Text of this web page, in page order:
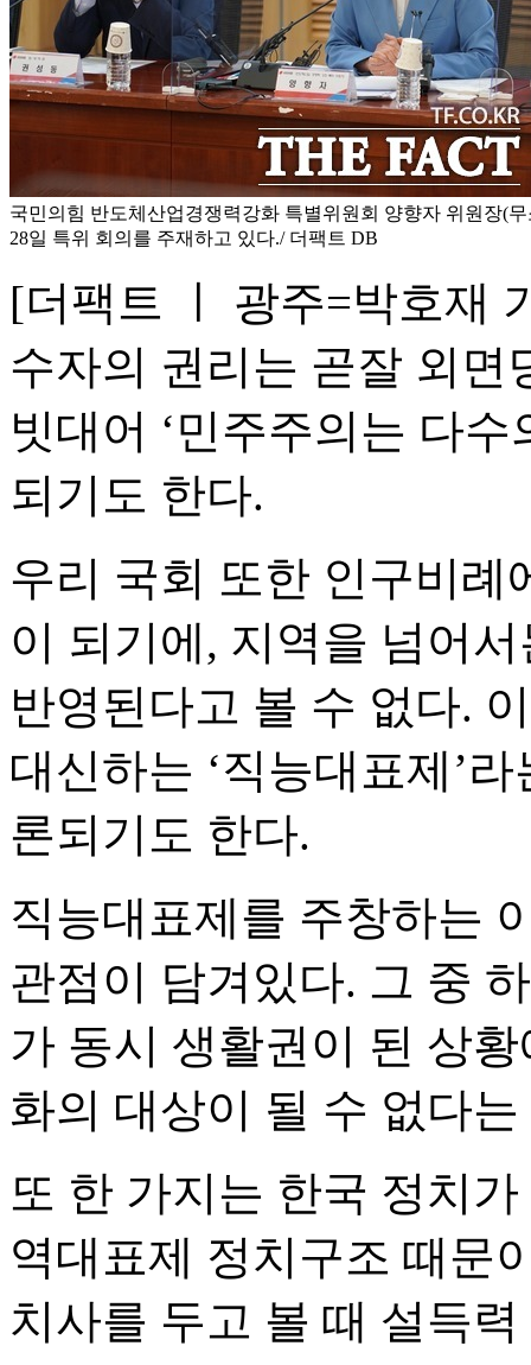
국민의힘 반도체산업경쟁력강화 특별위원회 양향자 위원장(
28일 특위 회의를 주재하고 있다./ 더팩트 DB
[더팩트 ㅣ 광주=박호재
수자의 권리는 곧잘 외면
빗대어 ‘민주주의는 다
되기도 한다.
우리 국회 또한 인구비례
이 되기에, 지역을 넘어
반영된다고 볼 수 없다.
대신하는 ‘직능대표제’
론되기도 한다.
직능대표제를 주창하는
관점이 담겨있다. 그 중
가 동시 생활권이 된 상
화의 대상이 될 수 없다
또 한 가지는 한국 정치
역대표제 정치구조 때문
치사를 두고 볼 때 설득